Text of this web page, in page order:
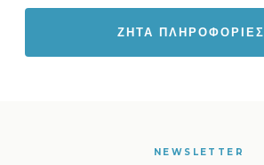
ΖΗΤΑ ΠΛΗΡΟΦΟΡΙΕΣ
NEWSLETTER